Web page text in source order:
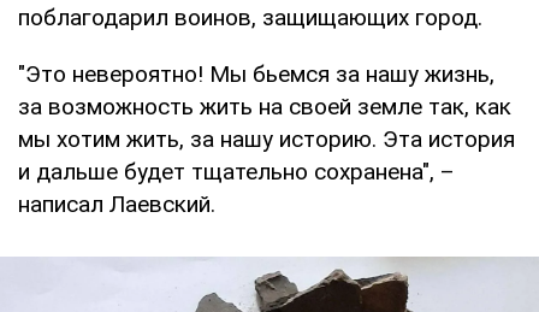
поблагодарил воинов, защищающих город.
"Это невероятно! Мы бьемся за нашу жизнь,
за возможность жить на своей земле так, как
мы хотим жить, за нашу историю. Эта история
и дальше будет тщательно сохранена", –
написал Лаевский.